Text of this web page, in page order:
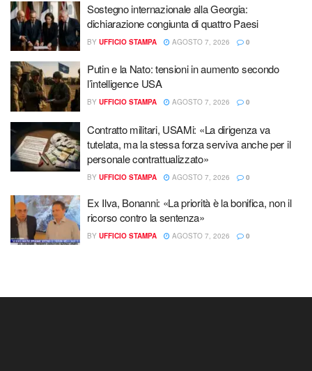
Sostegno internazionale alla Georgia:
dichiarazione congiunta di quattro Paesi
BY UFFICIO STAMPA AGOSTO 7, 2026 0
Putin e la Nato: tensioni in aumento secondo
l’intelligence USA
BY UFFICIO STAMPA AGOSTO 7, 2026 0
Contratto militari, USAMi: «La dirigenza va
tutelata, ma la stessa forza serviva anche per il
personale contrattualizzato»
BY UFFICIO STAMPA AGOSTO 7, 2026 0
Ex Ilva, Bonanni: «La priorità è la bonifica, non il
ricorso contro la sentenza»
BY UFFICIO STAMPA AGOSTO 7, 2026 0